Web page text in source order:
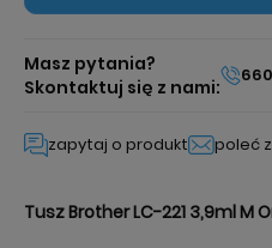
Masz pytania?
Skontaktuj się z nami:
zapytaj o produkt poleć
Tusz Brother LC-221 3,9ml M